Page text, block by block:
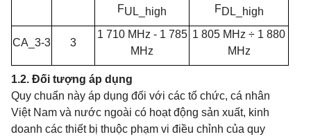
FUL_high
FDL_high
CA_3-3 3
1 710 MHz - 1 785
MHz
1 805 MHz ÷ 1 880
MHz
1.2. Đối tượng áp dụng
Quy chuẩn này áp dụng đối với các tổ chức, cá nhân
Việt Nam và nước ngoài có hoạt động sản xuất, kinh
doanh các thiết bị thuộc phạm vi điều chỉnh của quy